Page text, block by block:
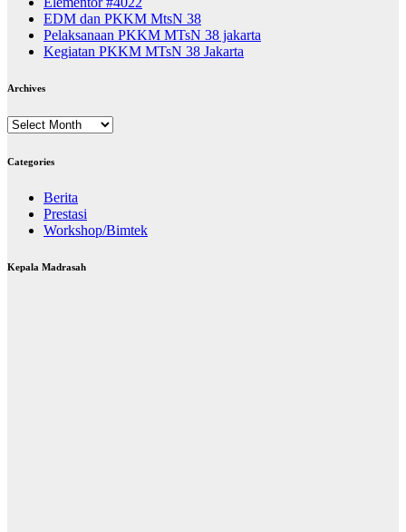
EDM dan PKKM MtsN 38
Pelaksanaan PKKM MTsN 38 jakarta
Kegiatan PKKM MTsN 38 Jakarta
Archives
Archives
Categories
Berita
Prestasi
Workshop/Bimtek
Kepala Madrasah